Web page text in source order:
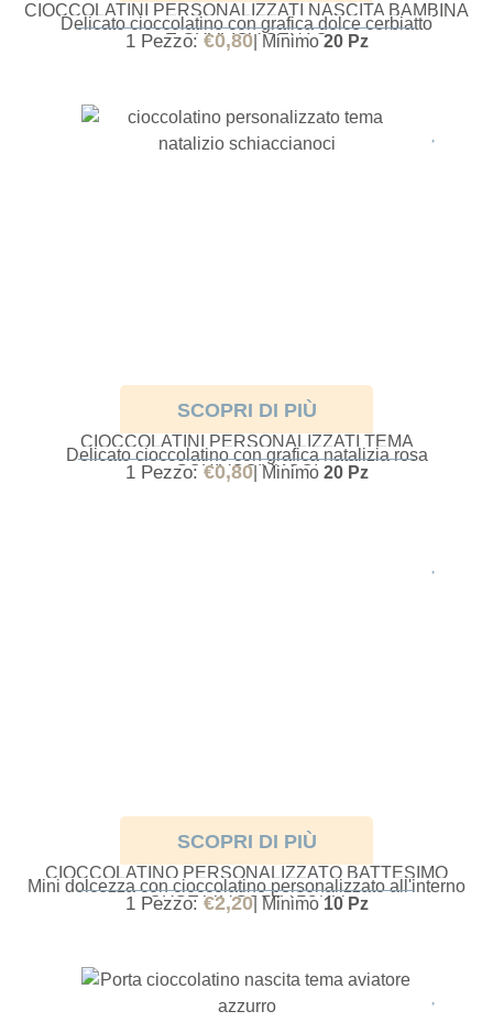
CIOCCOLATINI PERSONALIZZATI NASCITA BAMBINA
E GRAFICA CERVO
Delicato cioccolatino con grafica dolce cerbiatto
1 Pezzo: €0,80| Minimo 20 Pz
SCOPRI DI PIÙ
CIOCCOLATINI PERSONALIZZATI TEMA
SCHIACCIANOCI
Delicato cioccolatino con grafica natalizia rosa
1 Pezzo:€0,80| Minimo 20 Pz
SCOPRI DI PIÙ
CIOCCOLATINO PERSONALIZZATO BATTESIMO
ORSETTA SULLA LUNA
Mini dolcezza con cioccolatino personalizzato all'interno
1 Pezzo: €2,20| Minimo 10 Pz